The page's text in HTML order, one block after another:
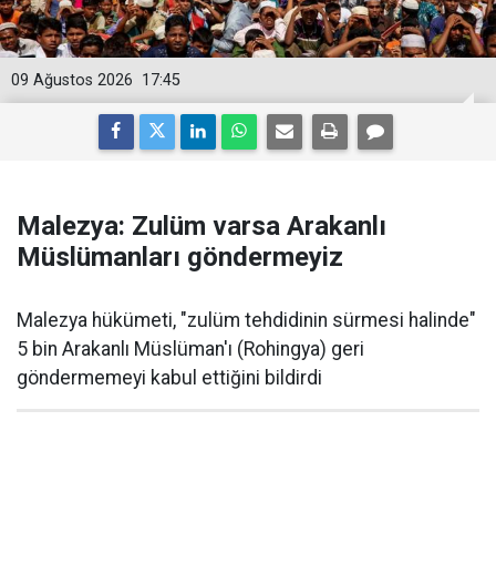
17:45
09 Ağustos 2026
Malezya: Zulüm varsa Arakanlı
Müslümanları göndermeyiz
Malezya hükümeti, "zulüm tehdidinin sürmesi halinde"
5 bin Arakanlı Müslüman'ı (Rohingya) geri
göndermemeyi kabul ettiğini bildirdi